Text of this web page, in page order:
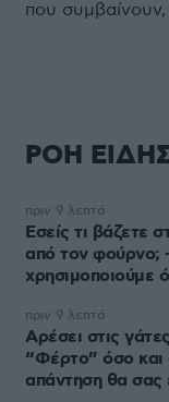
που συμβαίνουν,
ΡΟΗ
Εσείς τι βάζετε
από τον φούρνο; -
χρησιμοποιούμε
πριν 9 λεπτά
Αρέσει στις
“Φέρτο” όσο
απάντηση θα σας
πριν 9 λεπτά